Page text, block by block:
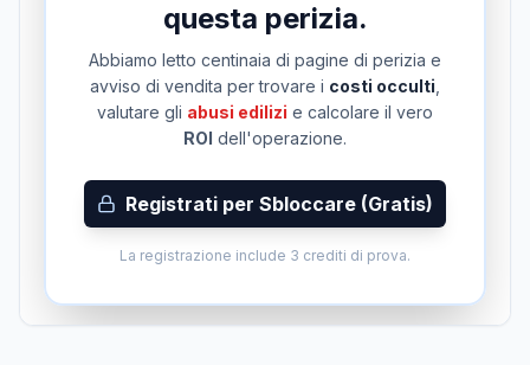
questa perizia.
Abbiamo letto centinaia di pagine di perizia e
avviso di vendita per trovare i costi occulti
valutare gli abusi edilizi e calcolare il vero
ROI dell'operazione.
Registrati per Sbloccare (Gratis)
La registrazione include 3 crediti di prova.